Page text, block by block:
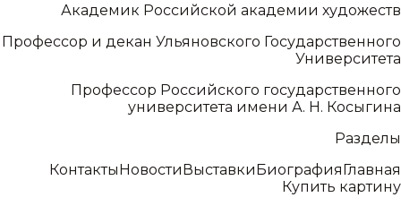
Академик Российской академии художеств
Профессор и декан Ульяновского Государственного
Университета
Профессор Российского государственного
университета имени А. Н. Косыгина
Разделы
Главная
Биография
Выставки
Новости
Контакты
Купить картину